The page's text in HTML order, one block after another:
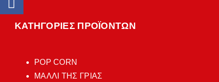
ΚΑΤΗΓΟΡΙΕΣ ΠΡΟΪΟΝΤΩΝ
POP CORN
ΜΑΛΛΙ ΤΗΣ ΓΡΙΑΣ